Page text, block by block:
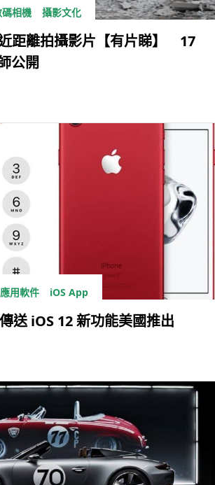
相機 攝影文化
距離拍攝影片【有片睇】 17
公開
應用軟件 iOS App
送 iOS 12 新功能美國推出